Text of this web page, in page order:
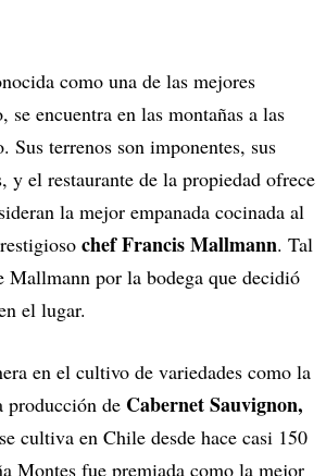
como una de las mejores
se encuentra en las montañas a las
Sus terrenos son imponentes, sus
y el restaurante de la propiedad ofrece
la mejor empanada cocinada al
chef Francis Mallmann. Tal
Mallmann por la bodega que decidió
el lugar.
en el cultivo de variedades como la
producción de Cabernet Sauvignon,
cultiva en Chile desde hace casi 150
Montes fue premiada como la mejor